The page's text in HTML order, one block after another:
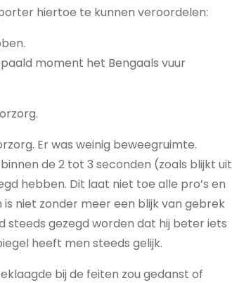
hiertoe te kunnen veroordelen:
moment het Bengaals vuur
Er was weinig beweegruimte.
de 2 tot 3 seconden (zoals blijkt uit
hebben. Dit laat niet toe alle pro’s en
niet zonder meer een blijk van gebrek
steeds gezegd worden dat hij beter iets
heeft men steeds gelijk.
bij de feiten zou gedanst of